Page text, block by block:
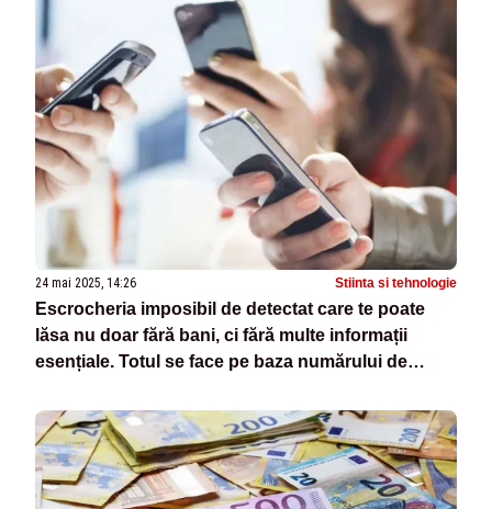
24 mai 2025, 14:26 Stiinta si tehnologie
Escrocheria imposibil de detectat care te poate
lăsa nu doar fără bani, ci fără multe informații
esențiale. Totul se face pe baza numărului de